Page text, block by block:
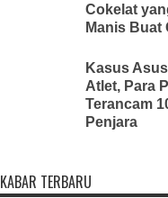
Cokelat
Manis Buat
Kasus
Atlet, Para
Terancam
Penjara
KABAR TERBARU